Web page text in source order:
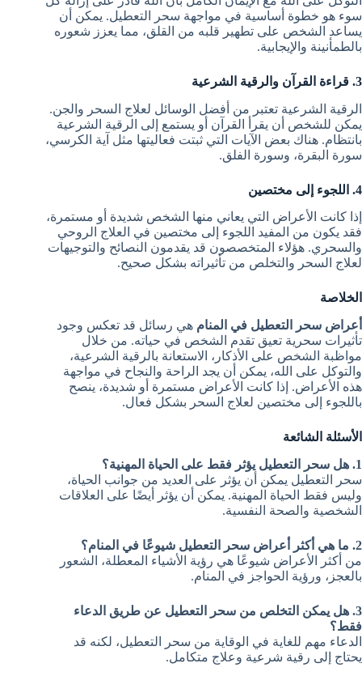
سوء هو خطوة أساسية في مواجهة سحر التعطيل. يمكن أن
يساعد الشخص على تطهير قلبه من القلق، مما يعزز شعوره
بالطمأنينة والإيجابية.
3. قراءة القرآن والرقية الشرعية
الرقية الشرعية تعتبر من أفضل الوسائل لعلاج السحر والجن.
يمكن للشخص أن يقرأ القرآن أو يستمع إلى الرقية الشرعية
بانتظام. هناك بعض الآيات التي ثبتت فعاليتها مثل آية الكرسي،
سورة البقرة، وسورة الفلق.
4. اللجوء إلى مختصين
إذا كانت الأعراض التي يعاني منها الشخص شديدة أو مستمرة،
فقد يكون من المفيد اللجوء إلى مختصين في العلاج الروحي
والسحري. هؤلاء المتخصصون قد يقدمون النصائح والتوجيهات
لعلاج السحر والتخلص من تأثيراته بشكل صحيح.
الخلاصة
أعراض سحر التعطيل في المنام هي رسائل قد تعكس وجود
تأثيرات سحرية تعيق تقدم الشخص في حياته. من خلال
مواظبة الشخص على الأذكار، الاستعانة بالرقية الشرعية،
والتوكل على الله، يمكن أن يجد الراحة والنجاح في مواجهة
هذه الأعراض. إذا كانت الأعراض مستمرة أو شديدة، ينصح
باللجوء إلى مختصين لعلاج السحر بشكل فعال.
الأسئلة الشائعة
1. هل سحر التعطيل يؤثر فقط على الحياة المهنية؟
سحر التعطيل يمكن أن يؤثر على العديد من جوانب الحياة،
وليس فقط الحياة المهنية. يمكن أن يؤثر أيضًا على العلاقات
الشخصية والصحة النفسية.
2. ما هي أكثر أعراض سحر التعطيل شيوعًا في المنام؟
من أكثر الأعراض شيوعًا هي رؤية الأشياء المعطلة، الشعور
بالعجز، ورؤية الحواجز في المنام.
3. هل يمكن التخلص من سحر التعطيل عن طريق الدعاء
فقط؟
الدعاء مهم للغاية في الوقاية من سحر التعطيل، لكنه قد
يحتاج إلى رقية شرعية وعلاج متكامل.